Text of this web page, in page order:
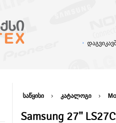
საწყისი კატალოგი
Samsung 27''